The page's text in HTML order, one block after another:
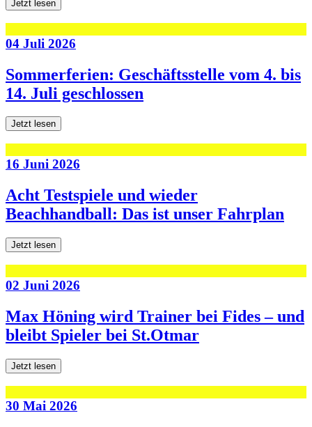
Jetzt lesen
04 Juli 2026
Sommerferien: Geschäftsstelle vom 4. bis
14. Juli geschlossen
Jetzt lesen
16 Juni 2026
Acht Testspiele und wieder
Beachhandball: Das ist unser Fahrplan
Jetzt lesen
02 Juni 2026
Max Höning wird Trainer bei Fides – und
bleibt Spieler bei St.Otmar
Jetzt lesen
30 Mai 2026